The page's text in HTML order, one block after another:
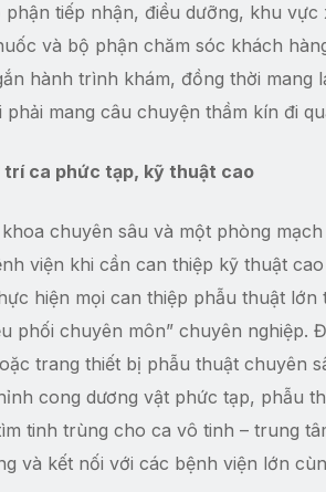
tiếp nhận, điều dưỡng, khu vực
và bộ phận chăm sóc khách
hành trình khám, đồng thời mang
mang câu chuyện thầm kín đi
trí ca phức tạp, kỹ thuật cao
chuyên sâu và một phòng
viện khi cần can thiệp kỹ thuật
hiện mọi can thiệp phẫu thuật
phối chuyên môn” chuyên nghiệp.
trang thiết bị phẫu thuật chuyên
cong dương vật phức tạp, phẫu
tinh trùng cho ca vô tinh – trung
và kết nối với các bệnh viện lớn